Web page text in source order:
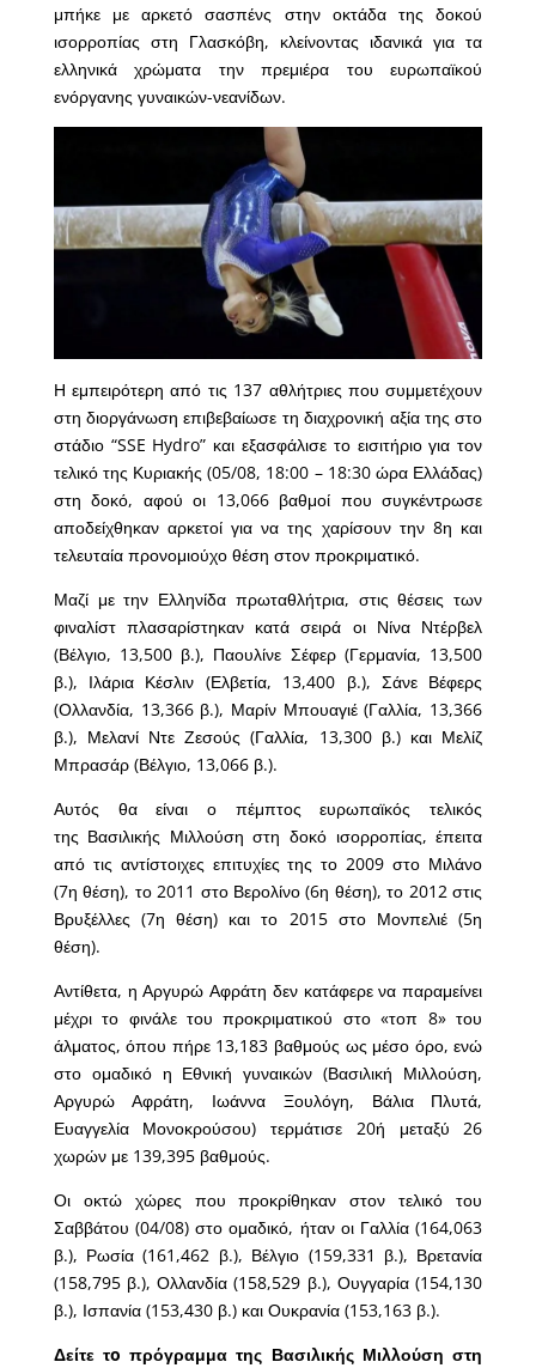
μπήκε με αρκετό σασπένς στην οκτάδα της δοκού
ισορροπίας στη Γλασκόβη, κλείνοντας ιδανικά για τα
ελληνικά χρώματα την πρεμιέρα του ευρωπαϊκού
ενόργανης γυναικών-νεανίδων.
Η εμπειρότερη από τις 137 αθλήτριες που συμμετέχουν
στη διοργάνωση επιβεβαίωσε τη διαχρονική αξία της στο
στάδιο “SSE Hydro” και εξασφάλισε το εισιτήριο για τον
τελικό της Κυριακής (05/08, 18:00 – 18:30 ώρα Ελλάδας)
στη δοκό, αφού οι 13,066 βαθμοί που συγκέντρωσε
αποδείχθηκαν αρκετοί για να της χαρίσουν την 8η και
τελευταία προνομιούχο θέση στον προκριματικό.
Μαζί με την Ελληνίδα πρωταθλήτρια, στις θέσεις των
φιναλίστ πλασαρίστηκαν κατά σειρά οι Νίνα Ντέρβελ
(Βέλγιο, 13,500 β.), Παουλίνε Σέφερ (Γερμανία, 13,500
β.), Ιλάρια Κέσλιν (Ελβετία, 13,400 β.), Σάνε Βέφερς
(Ολλανδία, 13,366 β.), Μαρίν Μπουαγιέ (Γαλλία, 13,366
β.), Μελανί Ντε Ζεσούς (Γαλλία, 13,300 β.) και Μελίζ
Μπρασάρ (Βέλγιο, 13,066 β.).
Αυτός θα είναι ο πέμπτος ευρωπαϊκός τελικός
της Βασιλικής Μιλλούση στη δοκό ισορροπίας, έπειτα
από τις αντίστοιχες επιτυχίες της το 2009 στο Μιλάνο
(7η θέση), το 2011 στο Βερολίνο (6η θέση), το 2012 στις
Βρυξέλλες (7η θέση) και το 2015 στο Μονπελιέ (5η
θέση).
Αντίθετα, η Αργυρώ Αφράτη δεν κατάφερε να παραμείνει
μέχρι το φινάλε του προκριματικού στο «τοπ 8» του
άλματος, όπου πήρε 13,183 βαθμούς ως μέσο όρο, ενώ
στο ομαδικό η Εθνική γυναικών (Βασιλική Μιλλούση,
Αργυρώ Αφράτη, Ιωάννα Ξουλόγη, Βάλια Πλυτά,
Ευαγγελία Μονοκρούσου) τερμάτισε 20ή μεταξύ 26
χωρών με 139,395 βαθμούς.
Οι οκτώ χώρες που προκρίθηκαν στον τελικό του
Σαββάτου (04/08) στο ομαδικό, ήταν οι Γαλλία (164,063
β.), Ρωσία (161,462 β.), Βέλγιο (159,331 β.), Βρετανία
(158,795 β.), Ολλανδία (158,529 β.), Ουγγαρία (154,130
β.), Ισπανία (153,430 β.) και Ουκρανία (153,163 β.).
Δείτε τo πρόγραμμα της Βασιλικής Μιλλούση στη